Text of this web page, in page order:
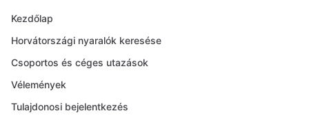
Kezdőlap
Horvátországi nyaralók keresése
Csoportos és céges utazások
Vélemények
Tulajdonosi bejelentkezés